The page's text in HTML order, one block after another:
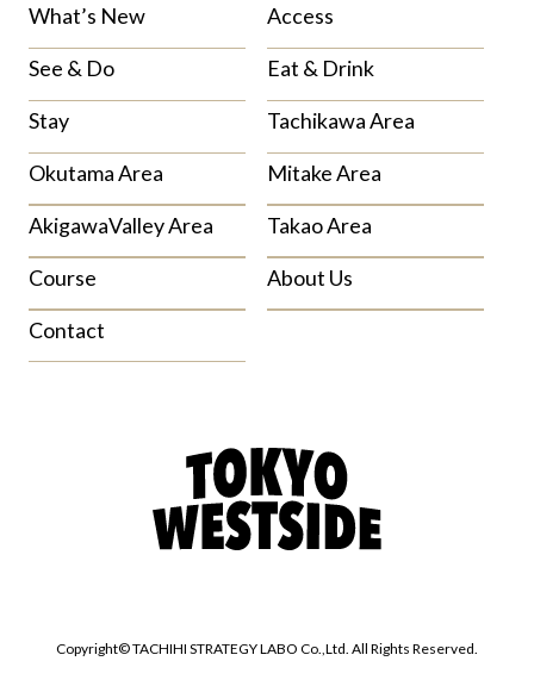
What’s New
Access
See & Do
Eat & Drink
Stay
Tachikawa Area
Okutama Area
Mitake Area
AkigawaValley Area
Takao Area
Course
About Us
Contact
Copyright© TACHIHI STRATEGY LABO Co.,Ltd. All Rights Reserved.